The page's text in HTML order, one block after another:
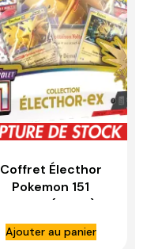
Coffret Électhor
Pokemon 151
Français (EV3.5) –
ASMODEE
Ajouter au panier